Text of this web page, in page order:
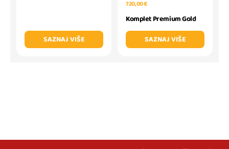
SAZNAJ VIŠE
720,00 €
Komplet Premium Gold
SAZNAJ VIŠE